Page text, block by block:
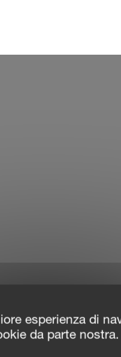
esperienza di
da parte nostra.